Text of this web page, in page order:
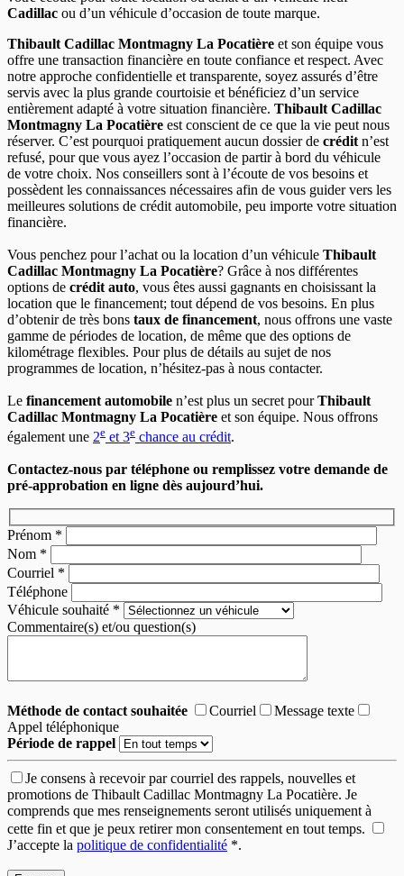
Cadillac ou d’un véhicule d’occasion de toute marque.
Thibault Cadillac Montmagny La Pocatière et son équipe vous
offre une transaction financière en toute confiance et respect. Avec
notre approche confidentielle et transparente, soyez assurés d’être
servis avec la plus grande courtoisie et bénéficiez d’un service
entièrement adapté à votre situation financière. Thibault Cadillac
Montmagny La Pocatière est conscient de ce que la vie peut nous
réserver. C’est pourquoi pratiquement aucun dossier de crédit n’est
refusé, pour que vous ayez l’occasion de partir à bord du véhicule
de votre choix. Nos conseillers sont à l’écoute de vos besoins et
possèdent les connaissances nécessaires afin de vous guider vers les
meilleures solutions de crédit automobile, peu importe votre situation
financière.
Vous penchez pour l’achat ou la location d’un véhicule Thibault
Cadillac Montmagny La Pocatière? Grâce à nos différentes
options de crédit auto, vous êtes aussi gagnants en choisissant la
location que le financement; tout dépend de vos besoins. En plus
d’obtenir de très bons taux de financement, nous offrons une vaste
gamme de périodes de location, de même que des options de
kilométrage flexibles. Pour plus de détails au sujet de nos
programmes de location, n’hésitez-pas à nous contacter.
Le financement automobile n’est plus un secret pourThibault
Cadillac Montmagny La Pocatière et son équipe. Nous offrons
également une 2e et 3e chance au crédit.
Contactez-nous par téléphone ou remplissez votre demande de
pré-approbation en ligne dès aujourd’hui.
Prénom *
Nom *
Courriel *
Téléphone
Véhicule souhaité *
Commentaire(s) et/ou question(s)
Méthode de contact souhaitée Courriel
Message texte
Appel téléphonique
Période de rappel
Je consens à recevoir par courriel des rappels, nouvelles et
promotions de Thibault Cadillac Montmagny La Pocatière. Je
comprends que mes renseignements seront utilisés uniquement à
cette fin et que je peux retirer mon consentement en tout temps.
J’accepte la politique de confidentialité *.